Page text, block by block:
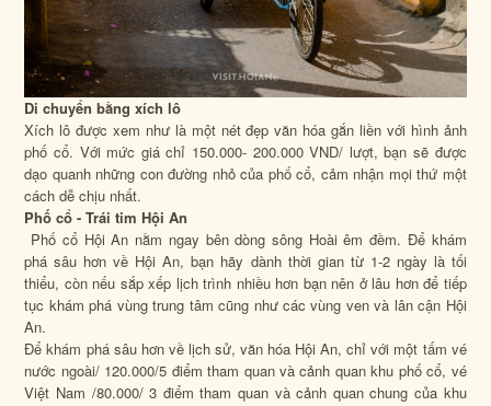
Di chuyển bằng xích lô
Xích lô được xem như là một nét đẹp văn hóa gắn liền với hình ảnh
phố cổ. Với mức giá chỉ 150.000- 200.000 VND/ lượt, bạn sẽ được
dạo quanh những con đường nhỏ của phố cổ, cảm nhận mọi thứ một
cách dễ chịu nhất.
Phố cổ - Trái tim Hội An
Phố cổ Hội An nằm ngay bên dòng sông Hoài êm đềm. Để khám
phá sâu hơn về Hội An, bạn hãy dành thời gian từ 1-2 ngày là tối
thiểu, còn nếu sắp xếp lịch trình nhiều hơn bạn nên ở lâu hơn để tiếp
tục khám phá vùng trung tâm cũng như các vùng ven và lân cận Hội
An.
Để khám phá sâu hơn về lịch sử, văn hóa Hội An, chỉ với một tấm vé
nước ngoài/ 120.000/5 điểm tham quan và cảnh quan khu phố cổ, vé
Việt Nam /80.000/ 3 điểm tham quan và cảnh quan chung của khu